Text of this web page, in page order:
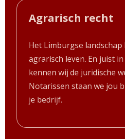
Agrarisch recht
Het Limburgse
agrarisch leven. En juist
kennen wij de juridische
Notarissen staan we jou
je bedrijf.